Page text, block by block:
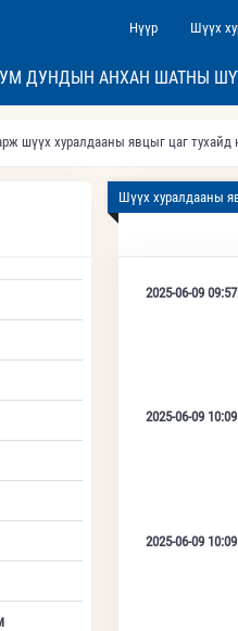
Нүүр Шүүх
ДУНДЫН АНХАН ШАТНЫ
шүүх хуралдааны явцыг цаг
Шүүх хуралдааны
2025-06-09 09:57
2025-06-09 10:09
2025-06-09 10:09